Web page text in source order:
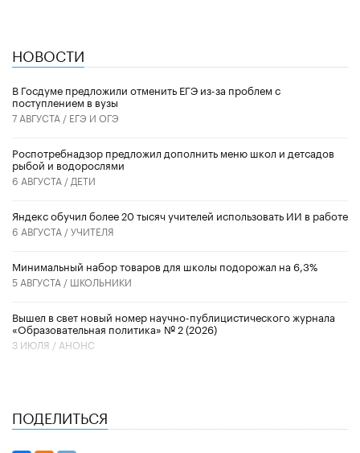
НОВОСТИ
В Госдуме предложили отменить ЕГЭ из-за проблем с
поступлением в вузы
7 АВГУСТА / ЕГЭ И ОГЭ
Роспотребнадзор предложил дополнить меню школ и детсадов
рыбой и водорослями
6 АВГУСТА / ДЕТИ
​Яндекс обучил более 20 тысяч учителей использовать ИИ в работе
6 АВГУСТА /УЧИТЕЛЯ
Минимальный набор товаров для школы подорожал на 6,3%
5 АВГУСТА / ШКОЛЬНИКИ
Вышел в свет новый номер научно-публицистического журнала
«Образовательная политика» № 2 (2026)
3 ИЮЛЯ / АНОНС
ПОДЕЛИТЬСЯ